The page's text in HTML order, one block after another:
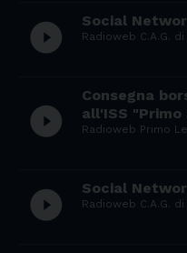
play_circle_filled Social
Radioweb C.A.G.
play_circle_filled
Consegna
all'ISS
Radioweb Primo
play_circle_filled Social
Radioweb C.A.G.